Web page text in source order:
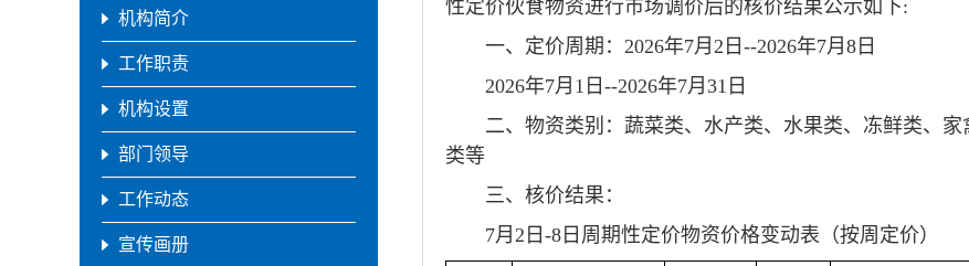
机构简介
工作职责
机构设置
部门领导
工作动态
宣传画册
性定价伙食物资进行市场调价后的核价结果公示如下:
一、定价周期：2026年7月2日--2026年7月8日
2026年7月1日--2026年7月31日
二、物资类别：蔬菜类、水产类、水果类、冻鲜类、
类等
三、核价结果：
7月2日-8日周期性定价物资价格变动表（按周定价）